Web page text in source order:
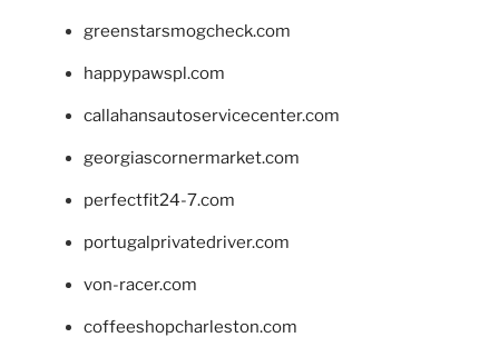
greenstarsmogcheck.com
happypawspl.com
callahansautoservicecenter.com
georgiascornermarket.com
perfectfit24-7.com
portugalprivatedriver.com
von-racer.com
coffeeshopcharleston.com